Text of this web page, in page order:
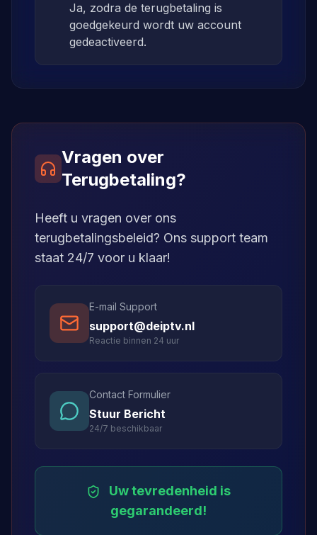
Ja, zodra de terugbetaling is
goedgekeurd wordt uw account
gedeactiveerd.
Vragen over
Terugbetaling?
Heeft u vragen over ons
terugbetalingsbeleid? Ons support team
staat 24/7 voor u klaar!
E-mail Support
support@deiptv.nl
Reactie binnen 24 uur
Contact Formulier
Stuur Bericht
24/7 beschikbaar
Uw tevredenheid is
gegarandeerd!